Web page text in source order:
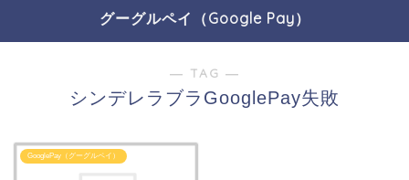
グーグルペイ（Google Pay）
― TAG ―
シンデレラブラGooglePay失敗
GooglePay（グーグルペイ）